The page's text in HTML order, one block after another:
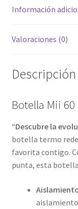
Información
Valoraciones (0)
Descripción
Botella Mii 60
“Descubre la
botella termo
favorita contigo.
punta, esta